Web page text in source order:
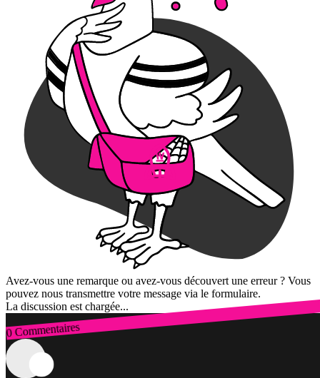
Avez-vous une remarque ou avez-vous découvert une erreur ? Vous
pouvez nous transmettre votre message via le formulaire.
La discussion est chargée...
0 Commentaires
Connexion